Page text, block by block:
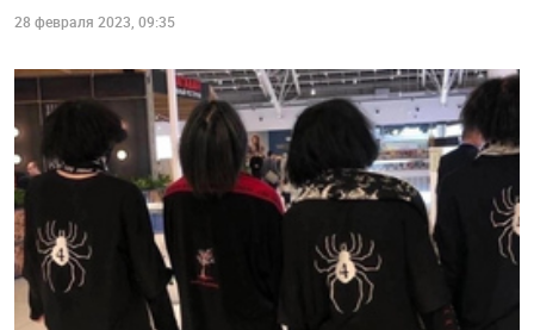
28 февраля 2023, 09:35